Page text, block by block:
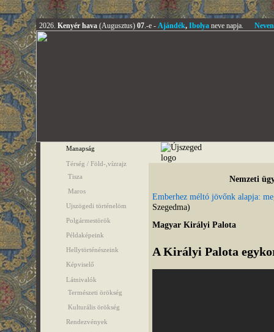
2026. Kenyér hava (Augusztus) 07.-e - Ajándék, Ibolyaneve napja.
Manapság
Térség / Föld-,vízrajz
Tisza
Maros
Ujszögedi történelöm
Polgármestörök
Példaképeink
Hellytörténészeink
Képviselő
Látnivalók
Természeti örökség
Kulturális örökség
Rendezvények
Nemzeti
Emberhez méltó jövőnk alapja:
Szegedma)
Magyar Királyi Palota
A Királyi Palota